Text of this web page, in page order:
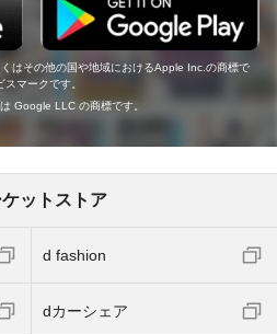
はその他の国や地域におけるApple Inc.の商標で
マークです。
Google LLC の商標です。
ットストア
d fashion
dカーシェア